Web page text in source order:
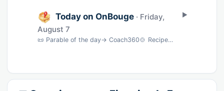
Today on OnBouge · Friday,
August 7
📜 Parable of the day→ Coach360🍲 Recipe of the dayFlan maison onctueux & parfumé · 45 min…